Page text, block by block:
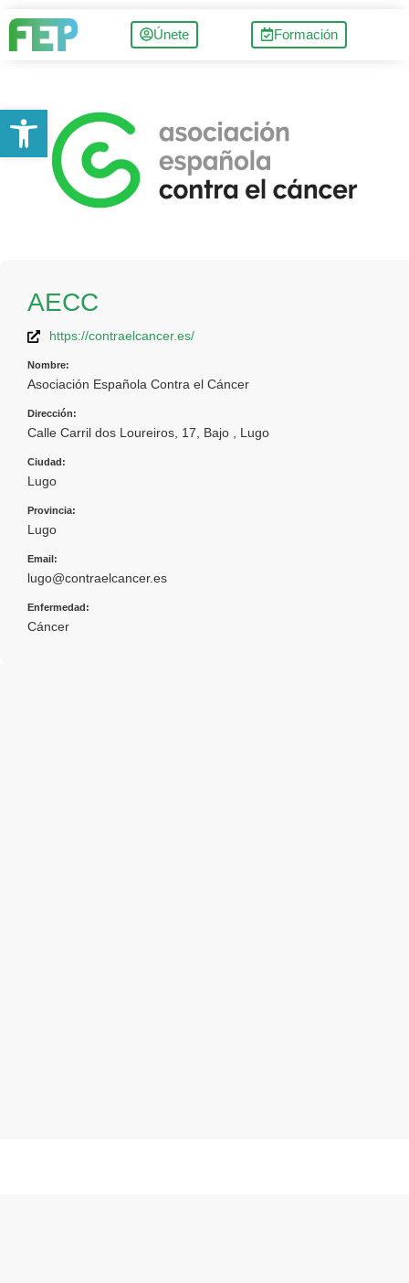
Únete Formación
AECC
https://contraelcancer.es/
Nombre:
Asociación Española Contra el Cáncer
Dirección:
Calle Carril dos Loureiros, 17, Bajo , Lugo
Ciudad:
Lugo
Provincia:
Lugo
Email:
lugo@contraelcancer.es
Enfermedad:
Cáncer
Abrir barra de herramientas